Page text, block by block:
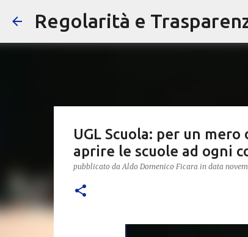
Regolarità e
UGL Scuola: per un
aprire le scuole ad ogni
pubblicato daAldo Domenico Ficara in data